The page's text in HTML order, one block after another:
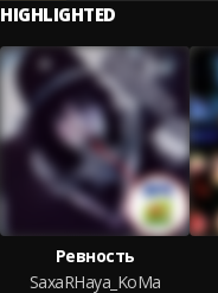
HIGHLIGHTED
Ревность
SaxaRHaya_KoMa